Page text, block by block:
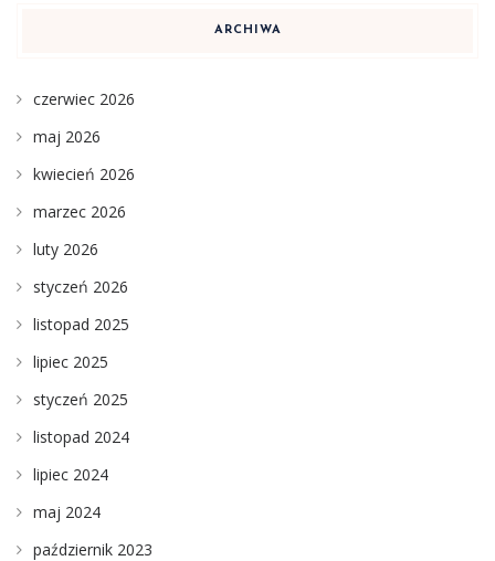
ARCHIWA
czerwiec 2026
maj 2026
kwiecień 2026
marzec 2026
luty 2026
styczeń 2026
listopad 2025
lipiec 2025
styczeń 2025
listopad 2024
lipiec 2024
maj 2024
październik 2023